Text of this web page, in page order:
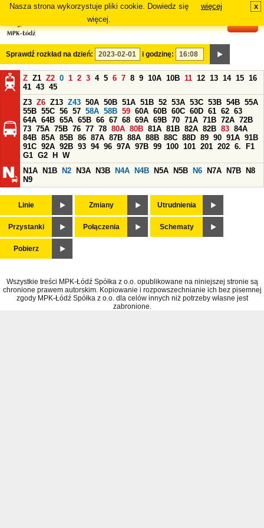
Nasza strona wykorzystuje pliki cookie. Dowiedz się
więcej.
więcej x
Sprawdź rozkład na dzień: i godzinę:
Z Z1 Z2 0 1 2 3 4 5 6 7 8 9 10A 10B 11 12 13 14 15 16
41 43 45
Z3 Z6 Z13 Z43 50A 50B 51A 51B 52 53A 53C 53B 54B 55A
55B 55C 56 57 58A 58B 59 60A 60B 60C 60D 61 62 63
64A 64B 65A 65B 66 67 68 69A 69B 70 71A 71B 72A 72B
73 75A 75B 76 77 78 80A 80B 81A 81B 82A 82B 83 84A
84B 85A 85B 86 87A 87B 88A 88B 88C 88D 89 90 91A 91B
91C 92A 92B 93 94 96 97A 97B 99 100 101 201 202 6.
F1
G1 G2 H
W
N1A
N1B N2 N3A N3B N4A N4B N5A N5B N6 N7A N7B
N8
N9
Linie Zmiany Utrudnienia
Przystanki Połączenia Schematy
Pobierz
Wszystkie treści MPK-Łódź Spółka z o.o. opublikowane na niniejszej stronie są
chronione prawem autorskim. Kopiowanie i rozpowszechnianie ich bez pisemnej
zgody MPK-Łódź Spółka z o.o. dla celów innych niż potrzeby własne jest
zabronione.